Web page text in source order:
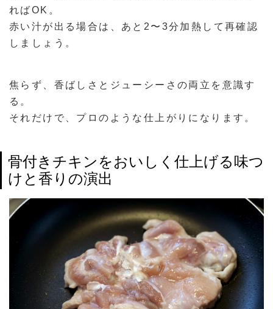
ればOK。
赤い汁が出る場合は、あと2〜3分加熱して再確認
しましょう。
焦らず、香ばしさとジューシーさの両立を意識す
る。
それだけで、プロのような仕上がりになります。
骨付きチキンをおいしく仕上げる味つ
けと香りの演出